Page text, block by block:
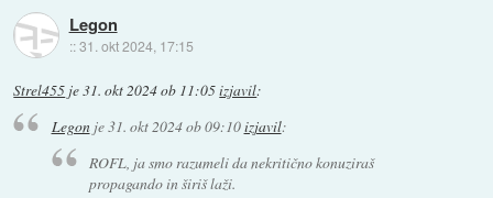
Legon
::31. okt 2024, 17:15
Strel455 je31. okt 2024 ob 11:05izjavil:
Legonje31. okt 2024 ob 09:10izjavil:
ROFL, ja smo razumeli da nekritično konuziraš
propagando in širiš laži.